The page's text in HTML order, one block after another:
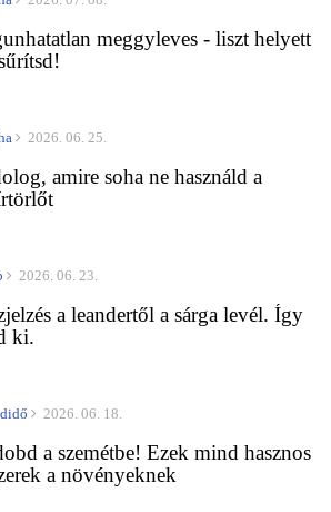
meggyleves - liszt helyett
2026. 06. 25.
amire soha ne használd a
2026. 06. 23.
a leandertől a sárga levél. Így
ki.
2026. 06. 18.
a szemétbe! Ezek mind hasznos
a növényeknek